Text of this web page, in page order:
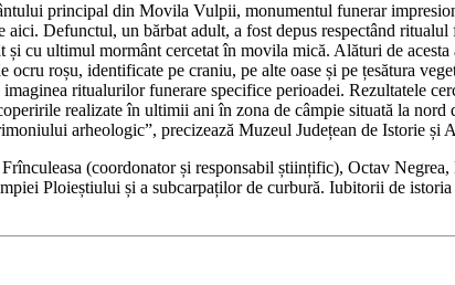
principal din Movila Vulpii, monumentul funerar
Defunctul, un bărbat adult, a fost depus respectând
cu ultimul mormânt cercetat în movila mică. Alături de
roșu, identificate pe craniu, pe alte oase și pe țesătura
ritualurilor funerare specifice perioadei. Rezultatele
realizate în ultimii ani în zona de câmpie situată la
arheologic”, precizează Muzeul Județean de Istorie
(coordonator și responsabil științific), Octav
Ploieștiului și a subcarpaților de curbură. Iubitorii de